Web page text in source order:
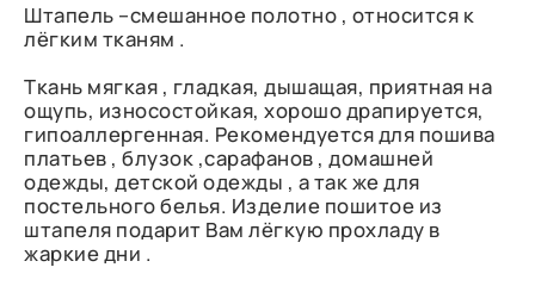
Штапель –смешанное полотно , относится к
лёгким тканям .
Ткань мягкая , гладкая, дышащая, приятная на
ощупь, износостойкая, хорошо драпируется,
гипоаллергенная. Рекомендуется для пошива
платьев , блузок ,сарафанов , домашней
одежды, детской одежды , а так же для
постельного белья. Изделие пошитое из
штапеля подарит Вам лёгкую прохладу в
жаркие дни .